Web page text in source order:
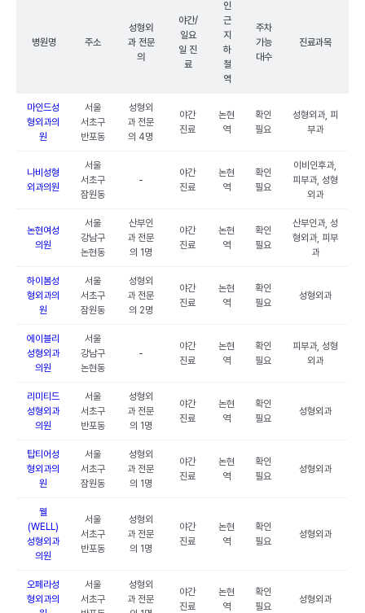
병원명 주소
성형외
과 전문
의
야간/
일요
일 진
료
인
근
지
하
철
역
주차
가능
대수
진료과목
마인드성
형외과의
원
서울
서초구
반포동
성형외
과 전문
의 4명
야간
진료
논현
역
확인
필요
성형외과, 피
부과
나비성형
외과의원
서울
서초구
잠원동
-
야간
진료
논현
역
확인
필요
이비인후과,
피부과, 성형
외과
논현여성
의원
서울
강남구
논현동
산부인
과 전문
의 1명
야간
진료
논현
역
확인
필요
산부인과, 성
형외과, 피부
과
하이봄성
형외과의
원
서울
서초구
잠원동
성형외
과 전문
의 2명
야간
진료
논현
역
확인
필요
성형외과
에이블리
성형외과
의원
서울
강남구
논현동
-
야간
진료
논현
역
확인
필요
피부과, 성형
외과
리미티드
성형외과
의원
서울
서초구
반포동
성형외
과 전문
의 1명
야간
진료
논현
역
확인
필요
성형외과
탑티어성
형외과의
원
서울
서초구
잠원동
성형외
과 전문
의 1명
야간
진료
논현
역
확인
필요
성형외과
웰
(WELL)
성형외과
의원
서울
서초구
반포동
성형외
과 전문
의 1명
야간
진료
논현
역
확인
필요
성형외과
오페라성
형외과의
서울
서초구
성형외
과 전문
야간
진료
논현
역
확인
필요
성형외과